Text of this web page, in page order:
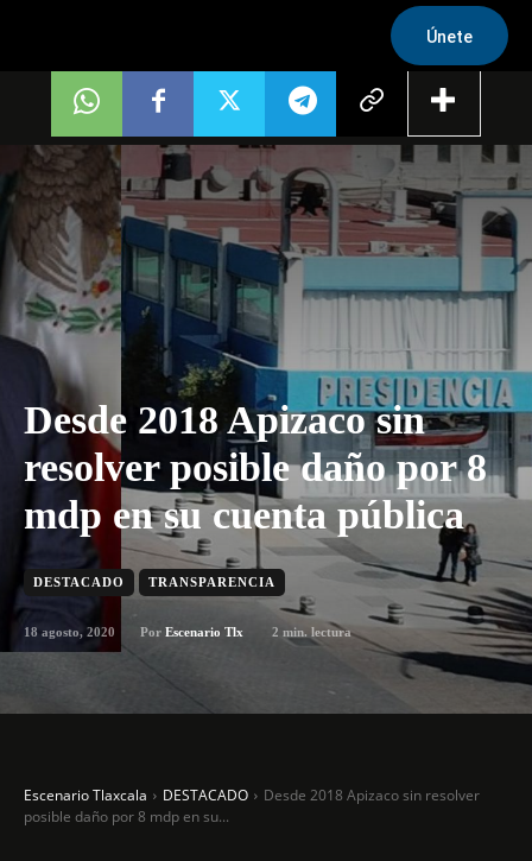
Únete
Desde 2018 Apizaco sin
resolver posible daño por 8
mdp en su cuenta pública
DESTACADO TRANSPARENCIA
18 agosto, 2020 Por Escenario Tlx 2 min. lectura
Escenario Tlaxcala DESTACADO
Desde 2018 Apizaco sin resolver
posible daño por 8 mdp en su...